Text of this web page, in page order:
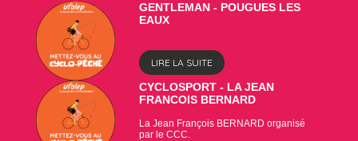
GENTLEMAN - POUGUES LES
EAUX
LIRE LA SUITE
CYCLOSPORT - LA JEAN
FRANCOIS BERNARD
La Jean François BERNARD organisé
par le CCC.